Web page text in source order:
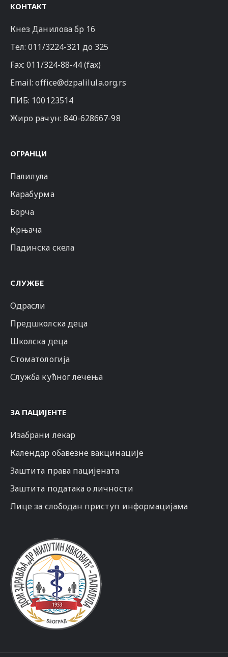
КОНТАКТ
Кнез Данилова бр 16
Тел:011/3224-321 до 325
Fax: 011/324-88-44 (fax)
Email:office@dzpalilula.org.rs
ПИБ: 100123514
Жиро рачун: 840-628667-98
ОГРАНЦИ
Палилула
Карабурма
Борча
Крњача
Падинска скела
СЛУЖБЕ
Одрасли
Предшколска деца
Школска деца
Стоматологија
Служба кућног лечења
ЗА ПАЦИЈЕНТЕ
Изабрани лекар
Календар обавезне вакцинације
Заштита права пацијената
Заштита података о личности
Лице за слободан приступ информацијама